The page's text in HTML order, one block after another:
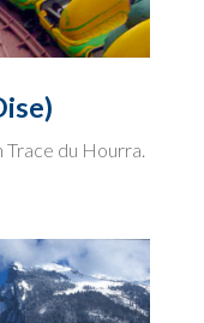
Trace du Hourra.